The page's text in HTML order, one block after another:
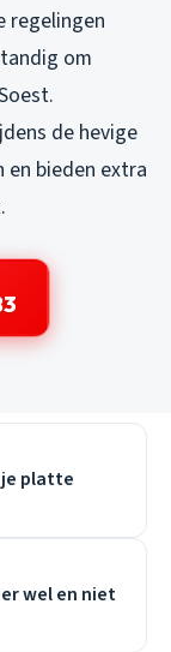
regelingen
om
de hevige
en bieden extra
platte
wel en niet